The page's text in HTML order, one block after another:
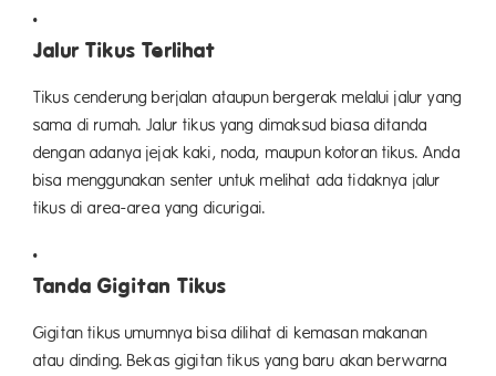
Jalur Tikus Terlihat
Tikus cenderung berjalan ataupun bergerak melalui jalur yang
sama di rumah. Jalur tikus yang dimaksud biasa ditanda
dengan adanya jejak kaki, noda, maupun kotoran tikus. Anda
bisa menggunakan senter untuk melihat ada tidaknya jalur
tikus di area-area yang dicurigai.
Tanda Gigitan Tikus
Gigitan tikus umumnya bisa dilihat di kemasan makanan
atau dinding. Bekas gigitan tikus yang baru akan berwarna